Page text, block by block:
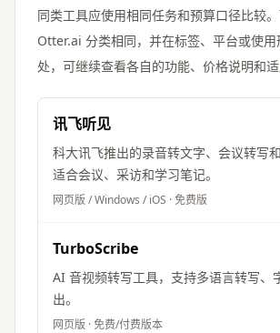
同类工具应使用相同任务和预算口径比较
Otter.ai 分类相同，并在标签、平台或使用
处，可继续查看各自的功能、价格说明和适
讯飞听见
科大讯飞推出的录音转文字、会议转写和
适合会议、采访和学习笔记。
网页版 / Windows / iOS ·免费版
TurboScribe
AI 音视频转写工具，支持多语言转写、
出。
网页版 ·免费/付费版本